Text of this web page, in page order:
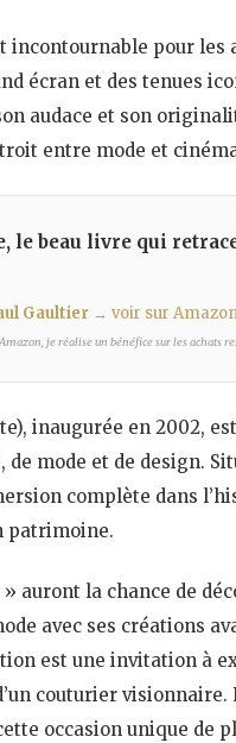
incontournable pour les
écran et des tenues
audace et son
entre mode et
beau livre qui retrace
Gaultier → voir sur
je réalise un bénéfice sur les achats
inaugurée en 2002,
mode et de design.
complète dans
patrimoine.
auront la chance de
avec ses créations
est une invitation à
couturier visionnaire.
occasion unique de